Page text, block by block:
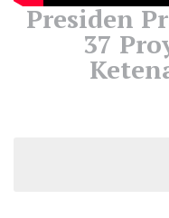
Presiden
37